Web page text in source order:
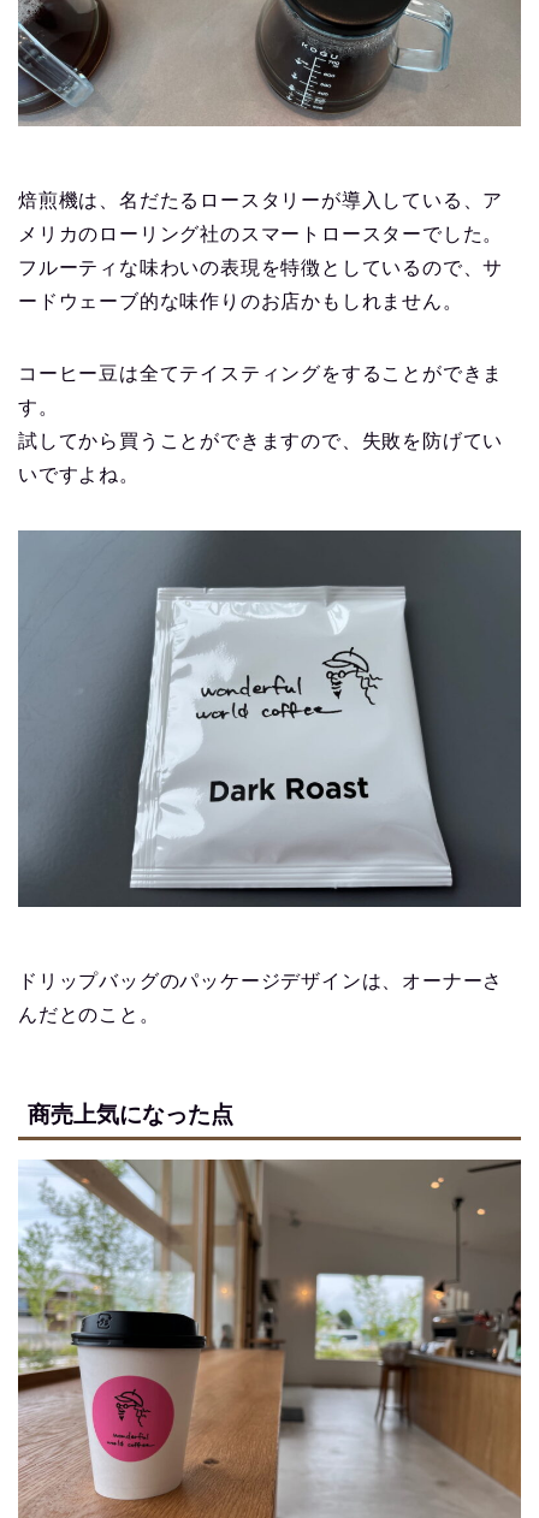
焙煎機は、名だたるロースタリーが導入している、ア
メリカのローリング社のスマートロースターでした。
フルーティな味わいの表現を特徴としているので、サ
ードウェーブ的な味作りのお店かもしれません。
コーヒー豆は全てテイスティングをすることができま
す。
試してから買うことができますので、失敗を防げてい
いですよね。
ドリップバッグのパッケージデザインは、オーナーさ
んだとのこと。
商売上気になった点